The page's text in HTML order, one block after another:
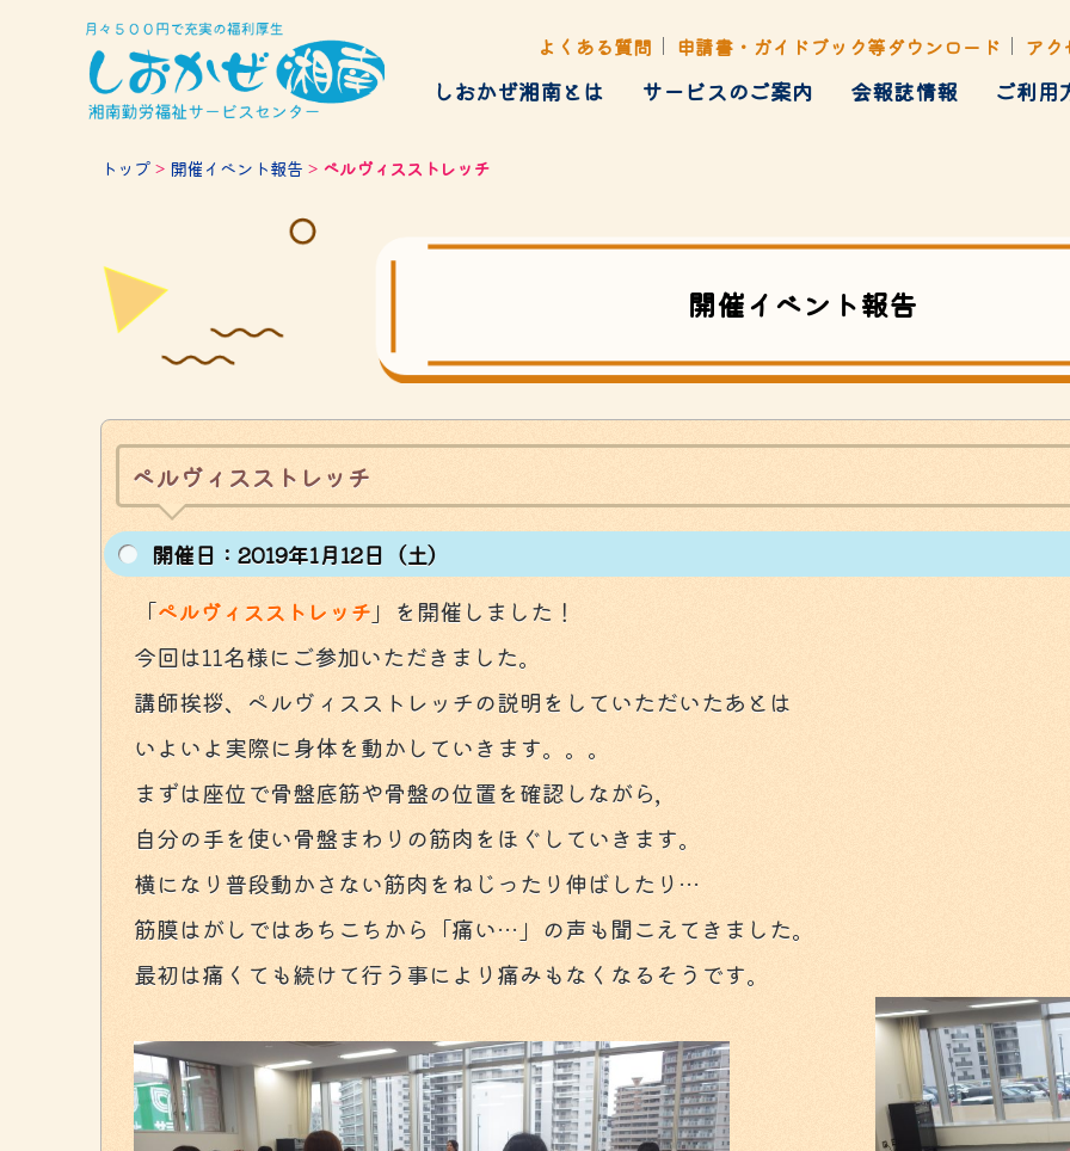
よくある質問 申請書・ガイドブック等ダウンロード アク
しおかぜ湘南とは サービスのご案内
給付金
会報誌情報 ご利用
トップ> 開催イベント報告 > ペルヴィスストレッチ
開催イベント報告
ペルヴィスストレッチ
開催⽇：2019年1月12日（土）
「ペルヴィスストレッチ 」を開催しました！
今回は11名様にご参加いただきました。
講師挨拶、ペルヴィスストレッチの説明をしていただいたあとは
いよいよ実際に身体を動かしていきます。。。
まずは座位で骨盤底筋や骨盤の位置を確認しながら,
自分の手を使い骨盤まわりの筋肉をほぐしていきます。
横になり普段動かさない筋肉をねじったり伸ばしたり…
筋膜はがしではあちこちから「痛い…」の声も聞こえてきました。
最初は痛くても続けて行う事により痛みもなくなるそうです。